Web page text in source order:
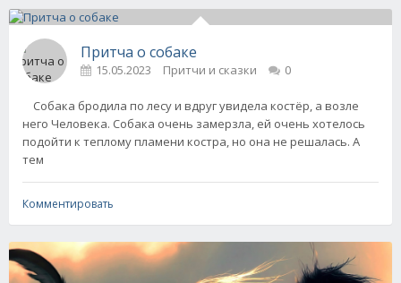
Притча о собаке
15.05.2023 Притчи и сказки 0
него Человека. Собака очень замерзла, ей очень хотелось
подойти к теплому пламени костра, но она не решалась. А
тем
Комментировать